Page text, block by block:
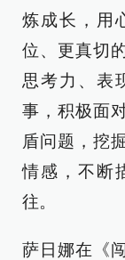
炼成长，用
位、更真切
思考力、表
事，积极面
盾问题，挖
情感，不断
往。
萨日娜在《